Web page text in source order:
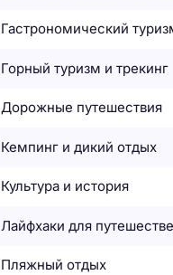
Гастрономический
Горный туризм и трекинг
Дорожные путешествия
Кемпинг и дикий отдых
Культура и история
Лайфхаки для
Пляжный отдых